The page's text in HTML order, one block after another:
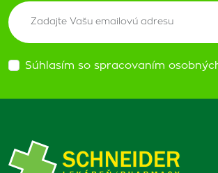
Súhlasím so spracovaním